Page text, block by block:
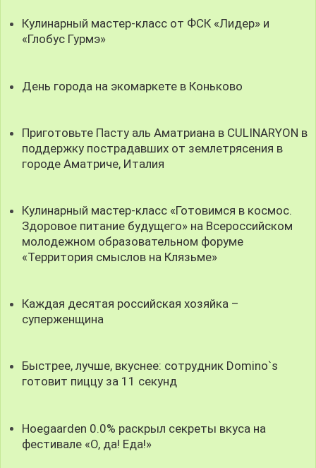
Кулинарный мастер-класс от ФСК «Лидер» и
«Глобус Гурмэ»
День города на экомаркете в Коньково
Приготовьте Пасту аль Аматриана в CULINARYON в
поддержку пострадавших от землетрясения в
городе Aматриче, Италия
Кулинарный мастер-класс «Готовимся в космос.
Здоровое питание будущего» на Всероссийском
молодежном образовательном форуме
«Территория смыслов на Клязьме»
Каждая десятая российская хозяйка –
суперженщина
Быстрее, лучше, вкуснее: сотрудник Domino`s
готовит пиццу за 11 секунд
Hoegaarden 0.0% раскрыл секреты вкуса на
фестивале «О, да! Еда!»